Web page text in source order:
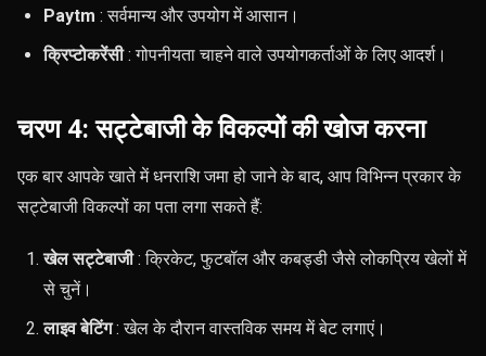
Paytm : सर्वमान्य और उपयोग में आसान।
क्रिप्टोकरेंसी: गोपनीयता चाहने वाले उपयोगकर्ताओं के लिए आदर्श।
चरण 4: सट्टेबाजी के विकल्पों की खोज करना
एक बार आपके खाते में धनराशि जमा हो जाने के बाद, आप विभिन्न प्रकार के
सट्टेबाजी विकल्पों का पता लगा सकते हैं:
खेल सट्टेबाजी: क्रिकेट, फुटबॉल और कबड्डी जैसे लोकप्रिय खेलों में
से चुनें।
लाइव बेटिंग: खेल के दौरान वास्तविक समय में बेट लगाएं।